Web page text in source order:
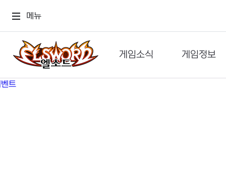
메뉴
게임소식
공지사항
게임정보
세계관